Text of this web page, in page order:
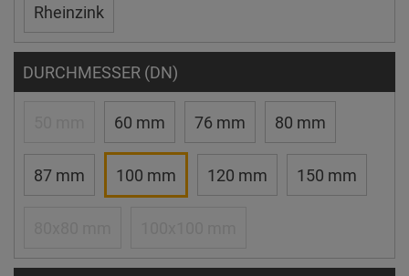
Rheinzink
DURCHMESSER (DN)
60 mm 76 mm 80 mm
87 mm 100 mm 120 mm 150 mm